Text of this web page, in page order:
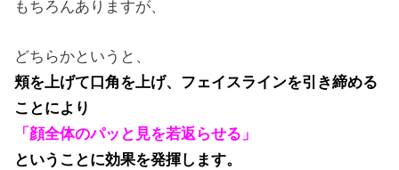
もちろんありますが、
どちらかというと、
頬を上げて口角を上げ、フェイスラインを引き締める
ことにより
「顔全体のパッと見を若返らせる」
ということに効果を発揮します。